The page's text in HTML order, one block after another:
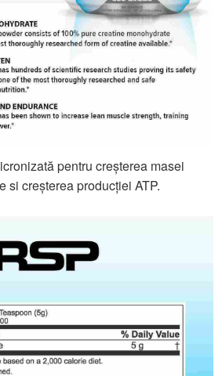
pentru creșterea masei
si creșterea producției ATP.